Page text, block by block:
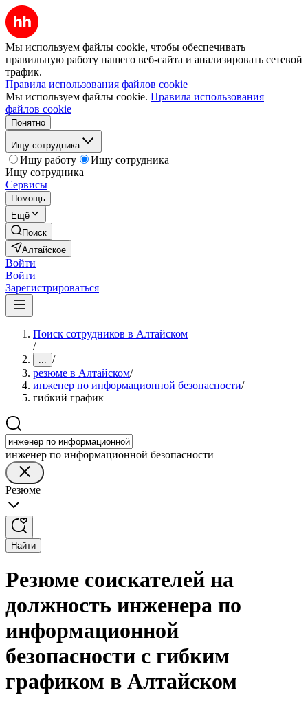
Мы используем файлы cookie, чтобы обеспечивать
правильную работу нашего веб-сайта и анализировать сетевой
трафик.
Правила использования файлов cookie
Мы используем файлы cookie. Правила использования
файлов cookie
Понятно
Ищу сотрудника
Ищу работу
Ищу сотрудника
Ищу сотрудника
Сервисы
Помощь
Ещё
Поиск
Алтайское
Войти
Войти
Зарегистрироваться
Поиск сотрудников в Алтайском
/
... /
резюме в Алтайском/
инженер по информационной безопасности/
гибкий график
инженер по информационной безопасности
Резюме
Найти
Резюме соискателей на
должность инженера по
информационной
безопасности с гибким
графиком в Алтайском